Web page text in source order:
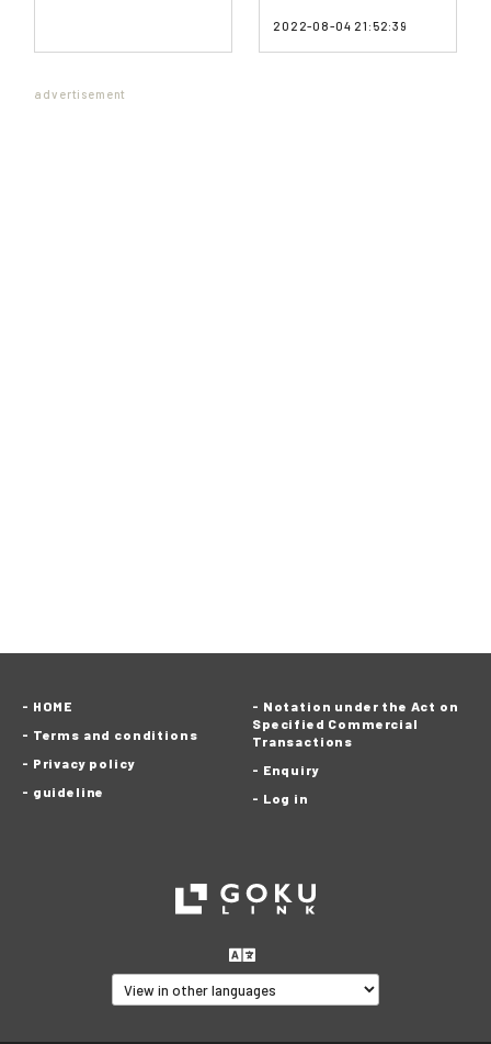
2022-08-04 21:52:39
advertisement
HOME
Terms and conditions
Privacy policy
guideline
Notation under the Act on
Specified Commercial
Transactions
Enquiry
Log in